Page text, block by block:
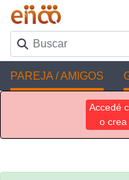
PAREJA / AMIGOS
Accedé
o crea